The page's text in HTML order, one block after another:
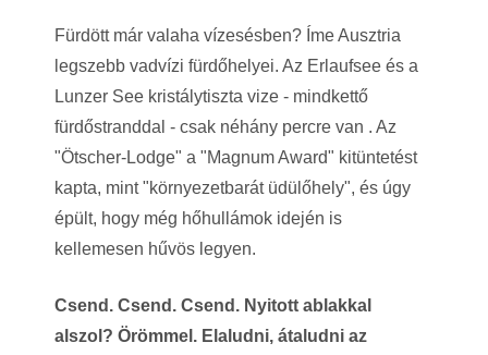
Fürdött már valaha vízesésben? Íme Ausztria
legszebb vadvízi fürdőhelyei. Az Erlaufsee és a
Lunzer See kristálytiszta vize - mindkettő
fürdőstranddal - csak néhány percre van . Az
"Ötscher-Lodge" a "Magnum Award" kitüntetést
kapta, mint "környezetbarát üdülőhely", és úgy
épült, hogy még hőhullámok idején is
kellemesen hűvös legyen.
Csend. Csend. Csend. Nyitott ablakkal
alszol? Örömmel. Elaludni, átaludni az